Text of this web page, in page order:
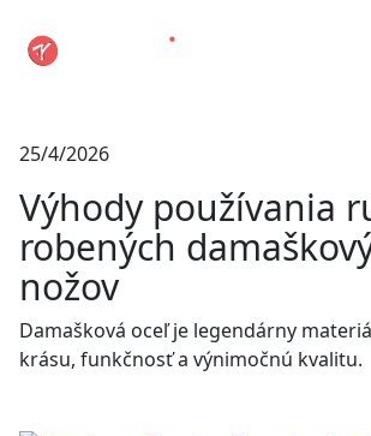
25/4/2026
Výhody používania
robených
nožov
Damašková oceľ je legendárny
krásu, funkčnosť a výnimočnú kvalitu.